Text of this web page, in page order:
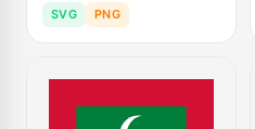
SVG PNG